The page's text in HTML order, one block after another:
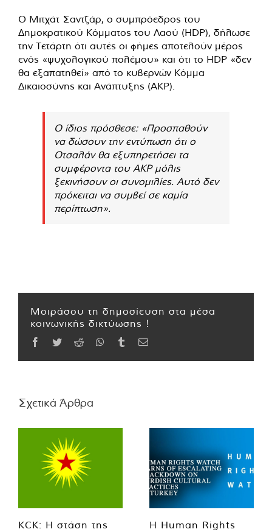
Ο Μιτχάτ Σαντζάρ, ο συμπρόεδρος του
Δημοκρατικού Κόμματος του Λαού (HDP), δήλωσε
την Τετάρτη ότι αυτές οι φήμες αποτελούν μέρος
ενός «ψυχολογικού πολέμου» και ότι το HDP «δεν
θα εξαπατηθεί» από το κυβερνών Κόμμα
Δικαιοσύνης και Ανάπτυξης (AKP).
Ο ίδιος πρόσθεσε: «Προσπαθούν
να δώσουν την εντύπωση ότι ο
Οτσαλάν θα εξυπηρετήσει τα
συμφέροντα του ΑΚΡ μόλις
ξεκινήσουν οι συνομιλίες. Αυτό δεν
πρόκειται να συμβεί σε καμία
περίπτωση».
Μοιράσου τη δημοσίευση στα μέσα
κοινωνικής δικτύωσης !
Facebook
TwitterReddit WhatsApp
TumblrEmail
Σχετικά Άρθρα
KCK: Η στάση της
Η Human Rights